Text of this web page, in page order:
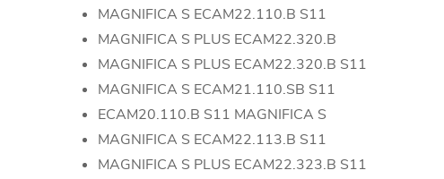
MAGNIFICA S ECAM22.110.B S11
MAGNIFICA S PLUS ECAM22.320.B
MAGNIFICA S PLUS ECAM22.320.B S11
MAGNIFICA S ECAM21.110.SB S11
ECAM20.110.B S11 MAGNIFICA S
MAGNIFICA S ECAM22.113.B S11
MAGNIFICA S PLUS ECAM22.323.B S11